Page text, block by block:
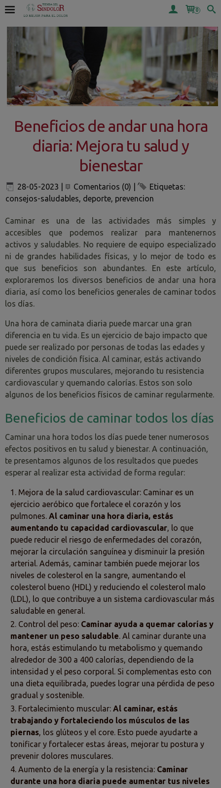
0
Beneficios de andar una hora
diaria: Mejora tu salud y
bienestar
28-05-2023 Comentarios (0)
Etiquetas:
consejos-saludables, deporte, prevencion
Caminar es una de las actividades más simples y
accesibles que podemos realizar para mantenernos
activos y saludables. No requiere de equipo especializado
ni de grandes habilidades físicas, y lo mejor de todo es
que sus beneficios son abundantes. En este artículo,
exploraremos los diversos beneficios de andar una hora
diaria, así como los beneficios generales de caminar todos
los días.
Una hora de caminata diaria puede marcar una gran
diferencia en tu vida. Es un ejercicio de bajo impacto que
puede ser realizado por personas de todas las edades y
niveles de condición física. Al caminar, estás activando
diferentes grupos musculares, mejorando tu resistencia
cardiovascular y quemando calorías. Estos son solo
algunos de los beneficios físicos de caminar regularmente.
Beneficios de caminar todos los días
Caminar una hora todos los días puede tener numerosos
efectos positivos en tu salud y bienestar. A continuación,
te presentamos algunos de los resultados que puedes
esperar al realizar esta actividad de forma regular:
Mejora de la salud cardiovascular: Caminar es un
ejercicio aeróbico que fortalece el corazón y los
pulmones. Al caminar una hora diaria, estás
aumentando tu capacidad cardiovascular, lo que
puede reducir el riesgo de enfermedades del corazón,
mejorar la circulación sanguínea y disminuir la presión
arterial. Además, caminar también puede mejorar los
niveles de colesterol en la sangre, aumentando el
colesterol bueno (HDL) y reduciendo el colesterol malo
(LDL), lo que contribuye a un sistema cardiovascular más
saludable en general.
Control del peso: Caminar ayuda a quemar calorías y
mantener un peso saludable. Al caminar durante una
hora, estás estimulando tu metabolismo y quemando
alrededor de 300 a 400 calorías, dependiendo de la
intensidad y el peso corporal. Si complementas esto con
una dieta equilibrada, puedes lograr una pérdida de peso
gradual y sostenible.
Fortalecimiento muscular: Al caminar, estás
trabajando y fortaleciendo los músculos de las
piernas, los glúteos y el core. Esto puede ayudarte a
tonificar y fortalecer estas áreas, mejorar tu postura y
prevenir dolores musculares.
Aumento de la energía y la resistencia: Caminar
durante una hora diaria puede aumentar tus niveles